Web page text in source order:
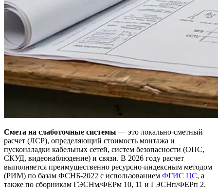
Смета на слаботочные системы — это локально-сметный
расчет (ЛСР), определяющий стоимость монтажа и
пусконаладки кабельных сетей, систем безопасности (ОПС,
СКУД, видеонаблюдение) и связи. В 2026 году расчет
выполняется преимущественно ресурсно-индексным методом
(РИМ) по базам ФСНБ-2022 с использованием ФГИС ЦС, а
также по сборникам ГЭСНм/ФЕРм 10, 11 и ГЭСНп/ФЕРп 2.